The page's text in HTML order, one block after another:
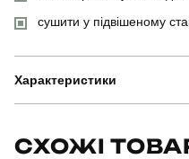
сушити у підвішеному
Характеристики
СХОЖІ